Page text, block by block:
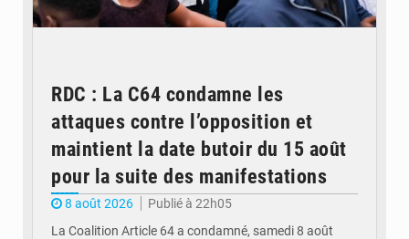
RDC : La C64 condamne les
attaques contre l’opposition et
maintient la date butoir du 15 août
pour la suite des manifestations
8 août 2026
Publié à 22h05
La Coalition Article 64 a condamné, samedi 8 août